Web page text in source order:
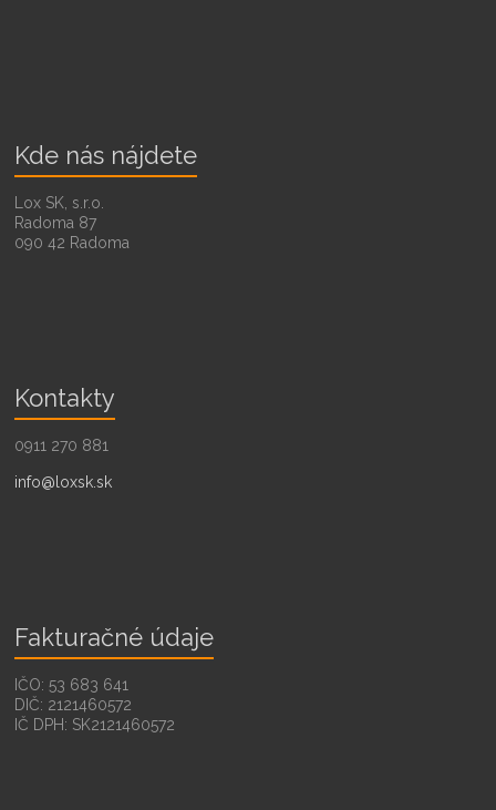
Kde nás nájdete
Lox SK, s.r.o.
Radoma 87
090 42 Radoma
Kontakty
0911 270 881
info@loxsk.sk
Fakturačné údaje
IČO: 53 683 641
DIČ: 2121460572
IČ DPH: SK2121460572